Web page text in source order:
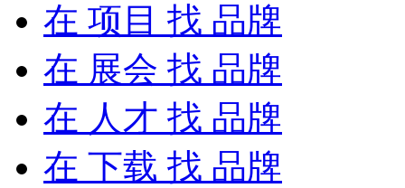
在 项目 找 品牌
在 展会 找 品牌
在 人才 找 品牌
在 下载 找 品牌